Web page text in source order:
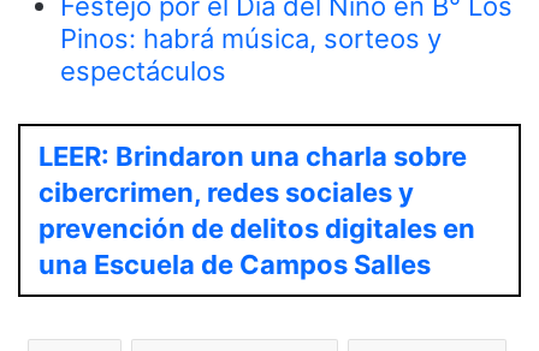
Pinos: habrá música, sorteos y
espectáculos
LEER: Brindaron una charla sobre
cibercrimen, redes sociales y
prevención de delitos digitales en
una Escuela de Campos Salles